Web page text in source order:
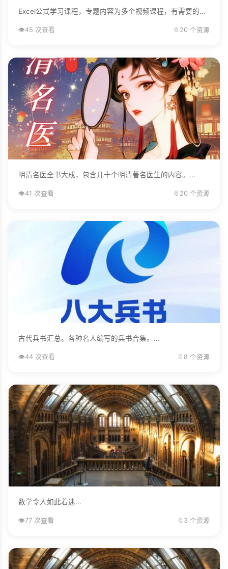
Excel公式学习课程，专题内容为多个视频课程，有需要的自己下载学习。...
👁️45 次查看 📎 20 个资源
明清名医全书大成，包含几十个明清著名医生的内容。...
👁️41 次查看 📎 20 个资源
古代兵书汇总。各种名人编写的兵书合集。...
👁️44 次查看 📎 8 个资源
数学令人如此着迷...
👁️77 次查看 📎 3 个资源